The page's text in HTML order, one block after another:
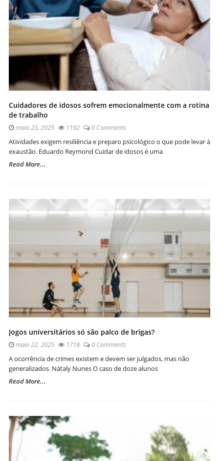
Cuidadores de idosos sofrem emocionalmente com a rotina
de trabalho
maio 23, 2025 1192
0 Comments
Atividades exigem resiliência e preparo psicológico o que pode levar à
exaustão. Eduardo Reymond Cuidar de idosos é uma
Read More...
Jogos universitários só são palco de brigas?
maio 22, 2025 1718
0 Comments
A ocorrência de crimes existem e devem ser julgados, mas não
generalizados. Nátaly Nunes O caso de doze alunos
Read More...